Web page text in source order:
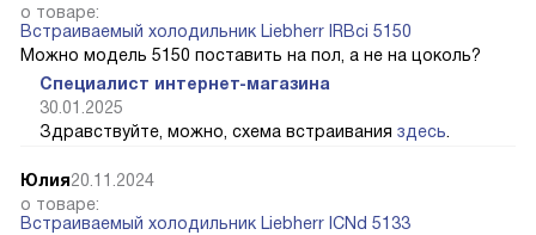
о товаре:
Встраиваемый холодильник Liebherr IRBci 5150
Можно модель 5150 поставить на пол, а не на цоколь?
Специалист интернет-магазина
30.01.2025
Здравствуйте, можно, схема встраивания здесь.
Юлия20.11.2024
о товаре:
Встраиваемый холодильник Liebherr ICNd 5133